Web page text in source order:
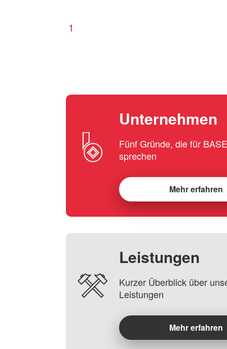
1
Unternehmen
Fünf Gründe, die für
sprechen
Mehr erfahren
Leistungen
Kurzer Überblick über
Leistungen
Mehr erfahren